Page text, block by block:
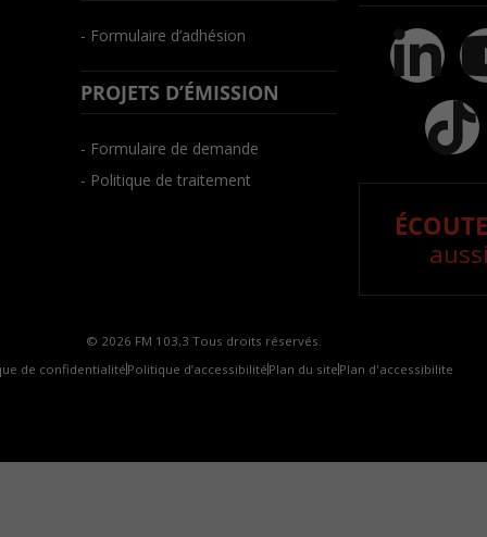
- Formulaire d’adhésion
PROJETS D’ÉMISSION
- Formulaire de demande
- Politique de traitement
© 2026 FM 103,3 Tous droits réservés.
de confidentialité Politique d’accessibilité Plan du site Plan d'accessibilite